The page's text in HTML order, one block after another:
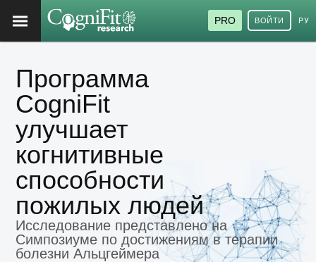
PRO ВОЙТИ
Программа
CogniFit
улучшает
когнитивные
способности
пожилых людей
Исследование представлено на
Симпозиуме по достижениям в терапии
болезни Альцгеймера